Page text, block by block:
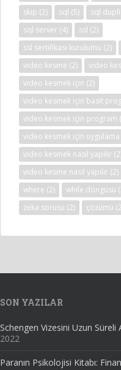
skip (2) sql (5) sql
sql server (4) ssl (2)
ssl sertifikası kurulumu (2)
video kesme (2) video
video kesmek için (2)
video kesmek için basit
video kesmek için program
video kesmek için uygulama
video kesmek nasıl yapılır
video kesme nasıl yapılır (2)
where (2) while döngüsü
zeka sorusu (2) çözümü
SON YAZILAR
Schengen Vizesini Uzun Süreli
2022
Paranın Psikolojisi Kitabı: